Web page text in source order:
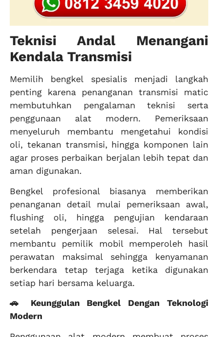
Teknisi Andal Menangani
Kendala Transmisi
Memilih bengkel spesialis menjadi langkah
penting karena penanganan transmisi matic
membutuhkan pengalaman teknisi serta
penggunaan alat modern. Pemeriksaan
menyeluruh membantu mengetahui kondisi
oli, tekanan transmisi, hingga komponen lain
agar proses perbaikan berjalan lebih tepat dan
aman digunakan.
Bengkel profesional biasanya memberikan
penanganan detail mulai pemeriksaan awal,
flushing oli, hingga pengujian kendaraan
setelah pengerjaan selesai. Hal tersebut
membantu pemilik mobil memperoleh hasil
perawatan maksimal sehingga kenyamanan
berkendara tetap terjaga ketika digunakan
setiap hari bersama keluarga.
🚗 Keunggulan Bengkel Dengan Teknologi
Modern